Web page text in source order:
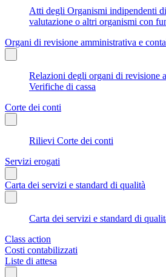
Atti degli Organismi indipendenti
valutazione o altri organismi con
Organi di revisione amministrativa e
Relazioni degli organi di revisione
Verifiche di cassa
Corte dei conti
Rilievi Corte dei conti
Servizi erogati
Carta dei servizi e standard di qualità
Carta dei servizi e standard di
Class action
Costi contabilizzati
Liste di attesa